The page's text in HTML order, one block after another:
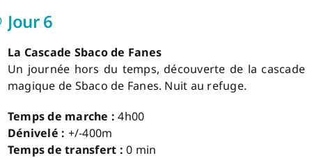
Jour 6
La Cascade Sbaco de Fanes
Un journée hors du temps, découverte de la cascade
magique de Sbaco de Fanes. Nuit au refuge.
Temps de marche : 4h00
Dénivelé : +/-400m
Temps de transfert : 0 min